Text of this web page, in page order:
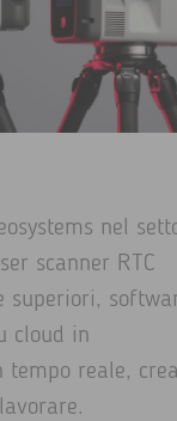
nel
scanner RTC
superiori,
cloud in
reale,